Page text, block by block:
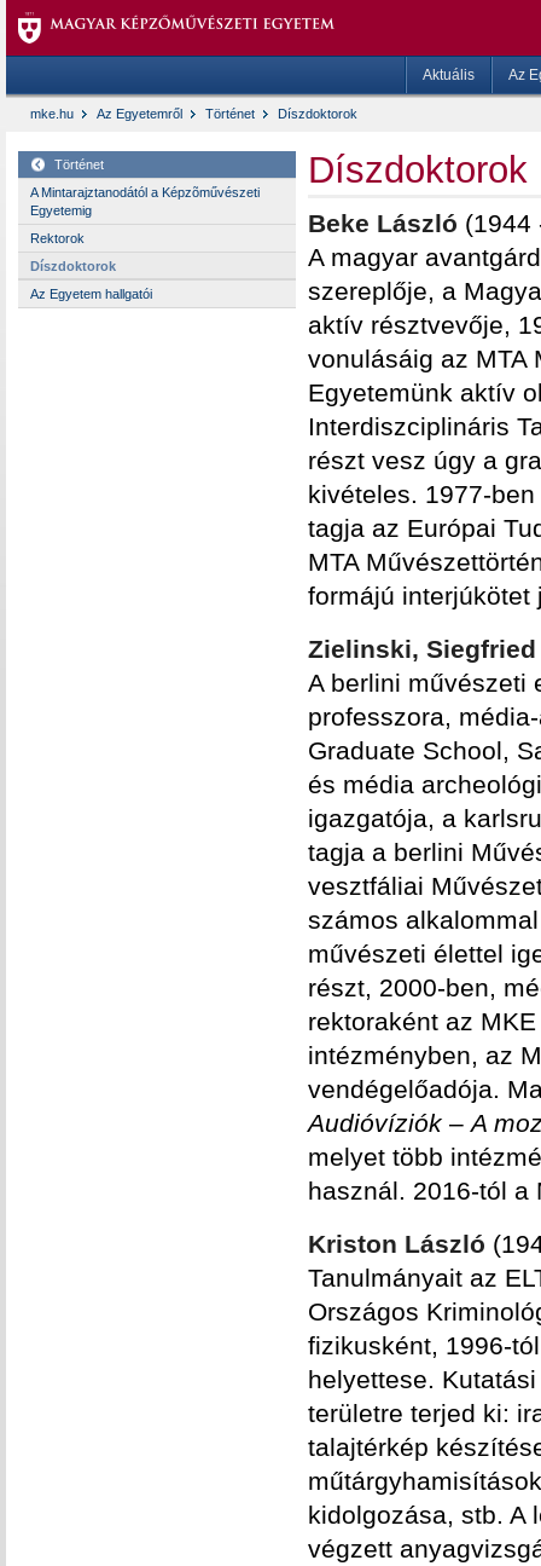
Aktuális Az
mke.hu Az Egyetemről Történet Díszdoktorok
Történet
A Mintarajztanodától a Képzõművészeti
Egyetemig
Rektorok
Díszdoktorok
Az Egyetem hallgatói
Díszdoktorok
Beke László (1944
A magyar
szereplője, a
aktív résztvevője,
vonulásáig az MTA
Egyetemünk aktív
Interdiszciplináris
részt vesz úgy a
kivételes. 1977-
tagja az Európai
MTA
formájú interjúkötet
Zielinski,
A berlini művészeti
professzora,
Graduate School,
és média
igazgatója, a
tagja a berlini
vesztfáliai
számos
művészeti élettel
részt, 2000-ben,
rektoraként az
intézményben, az
vendégelőadója.
Audióvíziók ‒A
melyet több
használ. 2016-tól a
Kriston László
Tanulmányait az
Országos
fizikusként, 1996-
helyettese.
területre terjed ki:
talajtérkép
kidolgozása, stb. A
végzett